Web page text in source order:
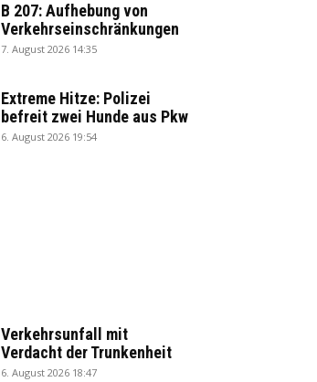
B 207: Aufhebung von
Verkehrseinschränkungen
7. August 2026 14:35
Extreme Hitze: Polizei
befreit zwei Hunde aus Pkw
6. August 2026 19:54
Verkehrsunfall mit
Verdacht der Trunkenheit
6. August 2026 18:47